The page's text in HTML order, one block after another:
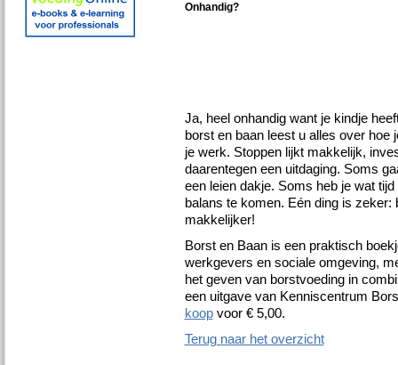
Onhandig?
Ja, heel onhandig want je kindje
borst en baan leest u alles over
je werk. Stoppen lijkt makkelijk,
daarentegen een uitdaging. Soms
een leien dakje. Soms heb je wat
balans te komen. Eén ding is
makkelijker!
Borst en Baan is een praktisch
werkgevers en sociale omgeving,
het geven van borstvoeding in
een uitgave van Kenniscentrum
koopvoor € 5,00.
Terug naar het overzicht